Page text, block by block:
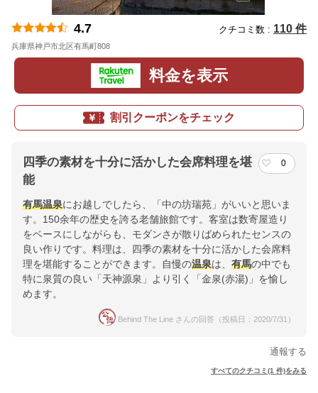
4.7 クチコミ数 : 110 件
兵庫県神戸市北区有馬町808
料金を表示
割引クーポンをチェック
四季の素材を十分に活かした会席料理を堪
能
0
有馬温泉にお越しでしたら、「中の坊瑞苑」がいいと思いま
す。150余年の歴史を誇る老舗旅館です。客室は数寄屋造り
をベースにしながらも、モダンさが散りばめられたセンスの
良い作りです。料理は、四季の素材を十分に活かした会席料
理を堪能することができます。自慢の温泉は、 有馬の中でも
特に泉質の良い「天神源泉」より引く「金泉(赤湯)」を愉し
めます。
Behind The Line さんの回答（投稿日：2020/7/31）
通報する
すべてのクチコミ(1 件)をみる